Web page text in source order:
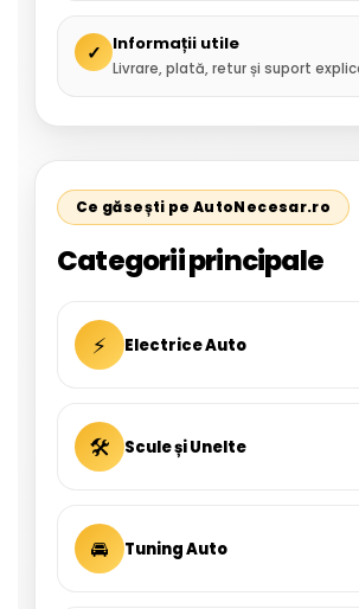
✓ Informații utile
Livrare, plată, retur și suport
Ce găsești pe AutoNecesar.ro
Categorii principale
⚡ Electrice Auto
🛠 Scule și Unelte
🚘 Tuning Auto